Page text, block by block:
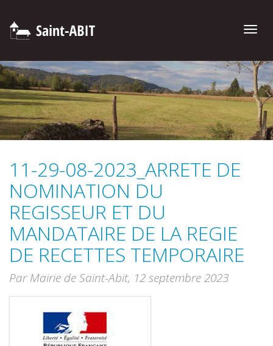
Toggle
11-29-08-2023_ARRETE DE
NOMINATION DU
REGISSEUR ET DU
MANDATAIRE DE LA REGIE
DE RECETTES TEMPORAIRE
Par Mairie de Saint-Abit, 12 septembre 2023